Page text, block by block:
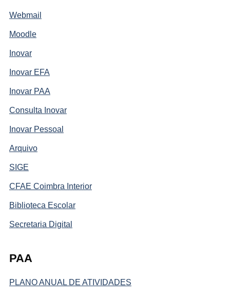
Webmail
Moodle
Inovar
Inovar EFA
Inovar PAA
Consulta Inovar
Inovar Pessoal
Arquivo
SIGE
CFAE Coimbra Interior
Biblioteca Escolar
Secretaria Digital
PAA
PLANO ANUAL DE ATIVIDADES